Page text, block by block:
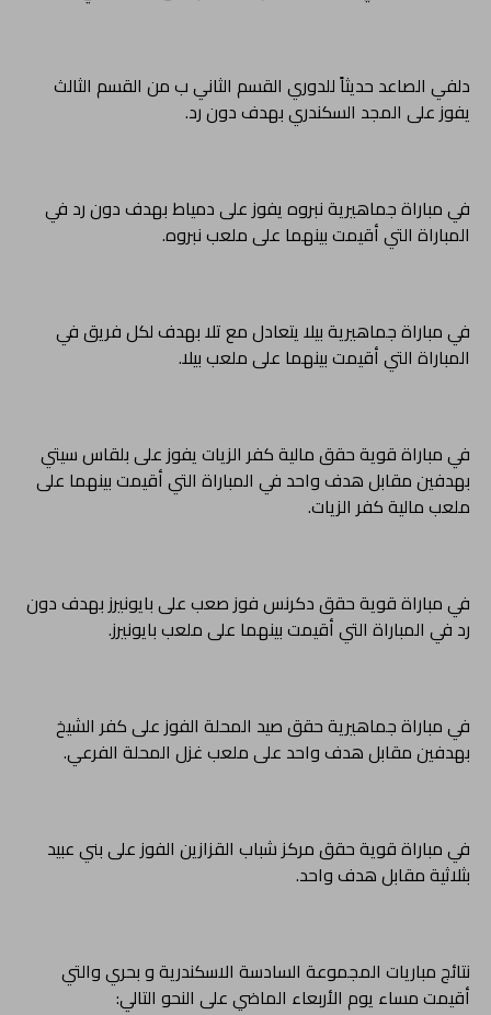
دلفي الصاعد حديثاً للدوري القسم الثاني ب من القسم الثالث
يفوز على المجد السكندري بهدف دون رد.
في مباراة جماهيرية نبروه يفوز على دمياط بهدف دون رد في
المباراة التي أقيمت بينهما على ملعب نبروه.
في مباراة جماهيرية بيلا يتعادل مع تلا بهدف لكل فريق في
المباراة التي أقيمت بينهما على ملعب بيلا.
في مباراة قوية حقق مالية كفر الزيات يفوز على بلقاس سيتي
بهدفين مقابل هدف واحد في المباراة التي أقيمت بينهما على
ملعب مالية كفر الزيات.
في مباراة قوية حقق دكرنس فوز صعب على بايونيرز بهدف دون
رد في المباراة التي أقيمت بينهما على ملعب بايونيرز.
في مباراة جماهيرية حقق صيد المحلة الفوز على كفر الشيخ
بهدفين مقابل هدف واحد على ملعب غزل المحلة الفرعي.
في مباراة قوية حقق مركز شباب القزازين الفوز على بني عبيد
بثلاثية مقابل هدف واحد.
نتائج مباريات المجموعة السادسة الاسكندرية و بحري والتي
أقيمت مساء يوم الأربعاء الماضي على النحو التالي: